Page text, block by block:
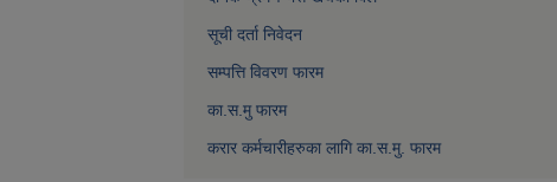
सूची दर्ता निवेदन
सम्पत्ति विवरण फारम
का.स.मु फारम
करार कर्मचारीहरुका लागि का.स.मु. फारम